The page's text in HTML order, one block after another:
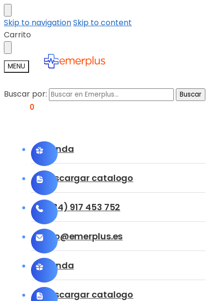
Skip to navigationSkip to content
Carrito
MENU
Buscar por: Buscar
0
Tienda
Descargar catalogo
(+34) 917 453 752
info@emerplus.es
Tienda
Descargar catalogo